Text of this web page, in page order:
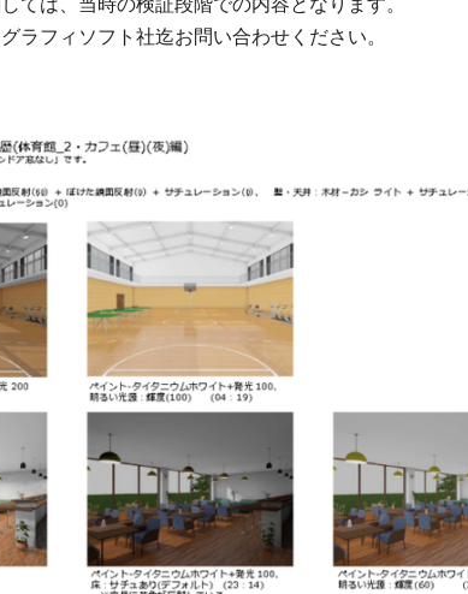
ラフィソフト社迄お問い合わせください。